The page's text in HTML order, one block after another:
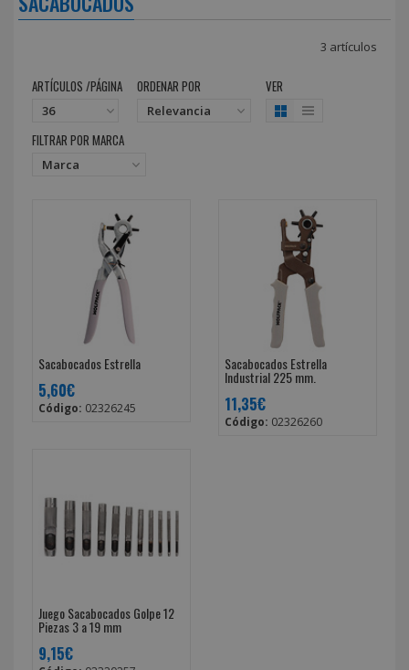
3 artículos
ARTÍCULOS /PÁGINA ORDENAR POR VER
FILTRAR POR MARCA
Sacabocados Estrella
5,60€
Código: 02326245
Sacabocados Estrella
Industrial 225 mm.
11,35€
Código: 02326260
Juego Sacabocados Golpe 12
Piezas 3 a 19 mm
9,15€